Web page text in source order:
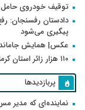
توقیف خودروی
دادستان رفسنجان:
پیگیری می‌شود
عکس| همایش
۱۱۰ هزار زائر استان کرمان راهی سفر اربعین شدند
پربازدیدها
نماینده‌ای که مدیر